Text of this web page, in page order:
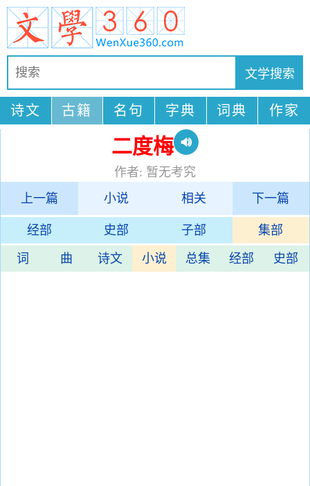
诗文 古籍 名句 字典 词典 作家
二度梅
作者: 暂无考究
上一篇
小说 相关 下一篇
经部 史部 子部 集部
词 曲 诗文 小说 总集 经部 史部